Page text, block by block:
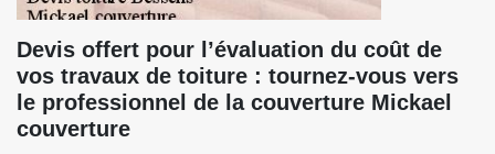
Devis offert pour l’évaluation du coût de
vos travaux de toiture : tournez-vous vers
le professionnel de la couverture Mickael
couverture